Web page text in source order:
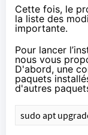
Cette fois, le
la liste des
importante.
Pour lancer
nous vous
D'abord, une
paquets
d'autres
sudo apt